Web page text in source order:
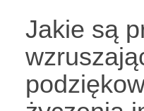
Jakie są